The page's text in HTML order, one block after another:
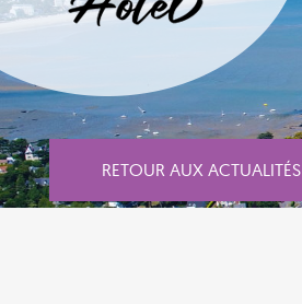
RETOUR AUX ACTUALITÉS